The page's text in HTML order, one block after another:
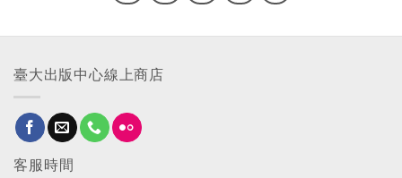
臺大出版中心線上商店
客服時間